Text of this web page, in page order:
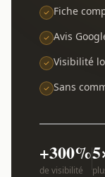
Fiche
Avis
Visibilité
Sans
+300%
de visibilité